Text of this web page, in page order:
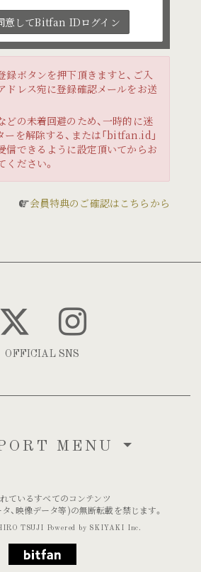
意してBitfan IDログイン
録ボタンを押下頂きますと、ご入
ドレス宛に登録確認メールをお送
どの未着回避のため、一時的に迷
ーを解除する、または「bitfan.id」
信できるように設定頂いてからお
ださい。
会員特典のご確認はこちらから
OFFICIAL SNS
MENU
ているすべてのコンテンツ
タ、映像データ等)の無断転載を禁じます。
TSUJI Powered by SKIYAKI Inc.